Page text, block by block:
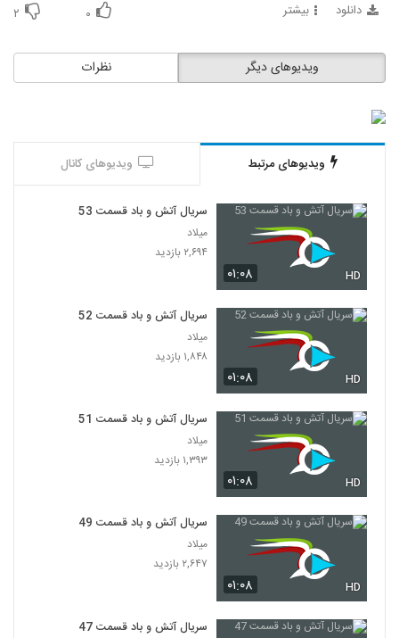
دانلود بیشتر ۰ ۲
نظرات ویدیوهای دیگر
ویدیوهای مرتبط ویدیوهای کانال
۰۱:۰۸ HD
سریال آتش و باد قسمت 53
میلاد
۲,۶۹۴ بازدید
۰۱:۰۸ HD
سریال آتش و باد قسمت 52
میلاد
۱,۸۴۸ بازدید
۰۱:۰۸ HD
سریال آتش و باد قسمت 51
میلاد
۱,۳۹۳ بازدید
۰۱:۰۸ HD
سریال آتش و باد قسمت 49
میلاد
۲,۶۴۷ بازدید
سریال آتش و باد قسمت 47